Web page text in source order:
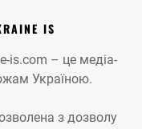
IS
is.com – це медіа-
Україною.
з дозволу